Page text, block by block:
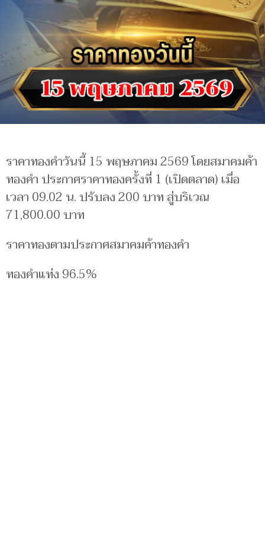
ราคาทองคำวันนี้ 15 พฤษภาคม 2569 โดยสมาคมค้า
ทองคำ ประกาศราคาทองครั้งที่ 1 (เปิดตลาด) เมื่อ
เวลา 09.02 น. ปรับลง 200 บาท สู่บริเวณ
71,800.00 บาท
ราคาทองตามประกาศสมาคมค้าทองคำ
ทองคำแท่ง 96.5%